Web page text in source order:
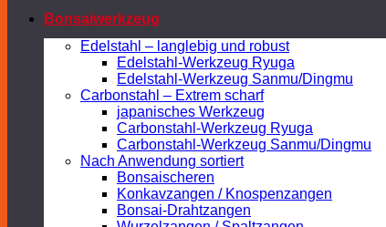
Bonsaiwerkzeug
Edelstahl – langlebig und robust
Edelstahl-Werkzeug Ryuga
Edelstahl-Werkzeug Sanmu/Dingmu
Carbonstahl – Extrem scharf
japanisches Werkzeug
Carbonstahl-Werkzeug Ryuga
Carbonstahl-Werkzeug Sanmu/Dingmu
Nach Anwendung sortiert
Bonsaischeren
Konkavzangen / Knospenzangen
Bonsai-Drahtzangen